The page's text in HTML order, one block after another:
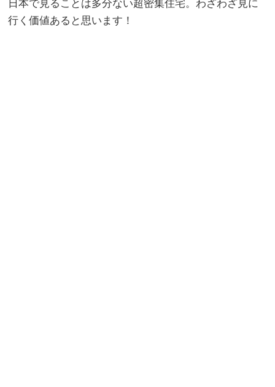
日本で見ることは多分ない超密集住宅。わざわざ見に
行く価値あると思います！